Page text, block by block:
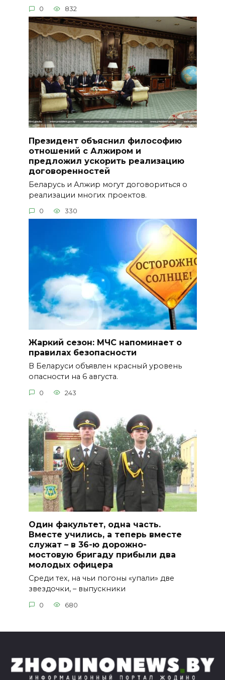
0 832
Президент объяснил философию
отношений с Алжиром и
предложил ускорить реализацию
договоренностей
Беларусь и Алжир могут договориться о
реализации многих проектов.
0 330
Жаркий сезон: МЧС напоминает о
правилах безопасности
В Беларуси объявлен красный уровень
опасности на 6 августа.
0 243
Один факультет, одна часть.
Вместе учились, а теперь вместе
служат – в 36-ю дорожно-
мостовую бригаду прибыли два
молодых офицера
Среди тех, на чьи погоны «упали» две
звездочки, – выпускники
0 680